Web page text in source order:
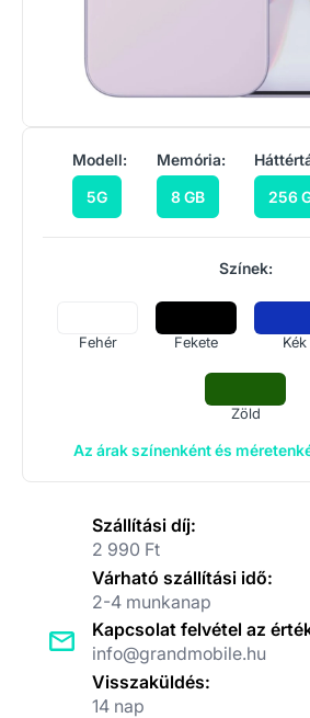
Modell:
5G
Memória:
8 GB
256
Színek:
Fehér Fekete Kék
Zöld
Az árak színenként és
Szállítási díj:
2 990 Ft
Várható szállítási idő:
2-4 munkanap
Kapcsolat felvétel az
info@grandmobile.hu
Visszaküldés:
14 nap